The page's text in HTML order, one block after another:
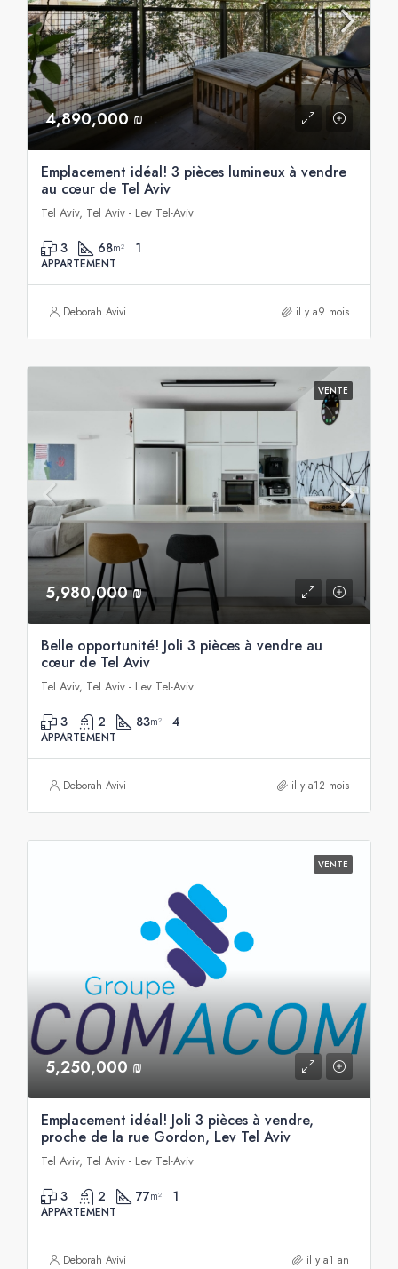
4,890,000 ₪
Emplacement idéal! 3 pièces lumineux à vendre
au cœur de Tel Aviv
Tel Aviv, Tel Aviv - Lev Tel-Aviv
3 68m² 1
APPARTEMENT
Deborah Avivi il y a9 mois
VENTE
5,980,000 ₪
Belle opportunité! Joli 3 pièces à vendre au
cœur de Tel Aviv
Tel Aviv, Tel Aviv - Lev Tel-Aviv
3 2 83m² 4
APPARTEMENT
Deborah Avivi il y a12 mois
VENTE
5,250,000 ₪
Emplacement idéal! Joli 3 pièces à vendre,
proche de la rue Gordon, Lev Tel Aviv
Tel Aviv, Tel Aviv - Lev Tel-Aviv
3 2 77m² 1
APPARTEMENT
Deborah Avivi il y a1 an